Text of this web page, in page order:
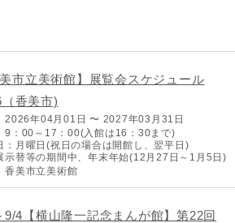
美市立美術館】展覧会スケジュール
（香美市)
2026年04月01日 〜 2027年03月31日
9：00～17：00(入館は16：30まで)
：月曜日(祝日の場合は開館し、翌平日)
示替等の期間中、年末年始(12月27日～1月5日)
香美市立美術館
9/4【横山隆一記念まんが館】第22回